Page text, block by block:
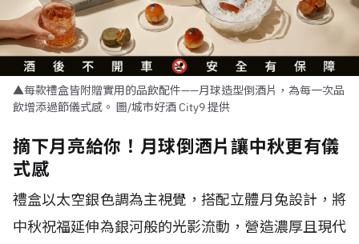
▲每款禮盒皆附贈實用的品飲配件——月球造型倒酒片，為每一次品
飲增添過節儀式感。 圖/城市好酒 City9 提供
摘下月亮給你！月球倒酒片讓中秋更有儀
式感
禮盒以太空銀色調為主視覺，搭配立體月兔設計，將
中秋祝福延伸為銀河般的光影流動，營造濃厚且現代